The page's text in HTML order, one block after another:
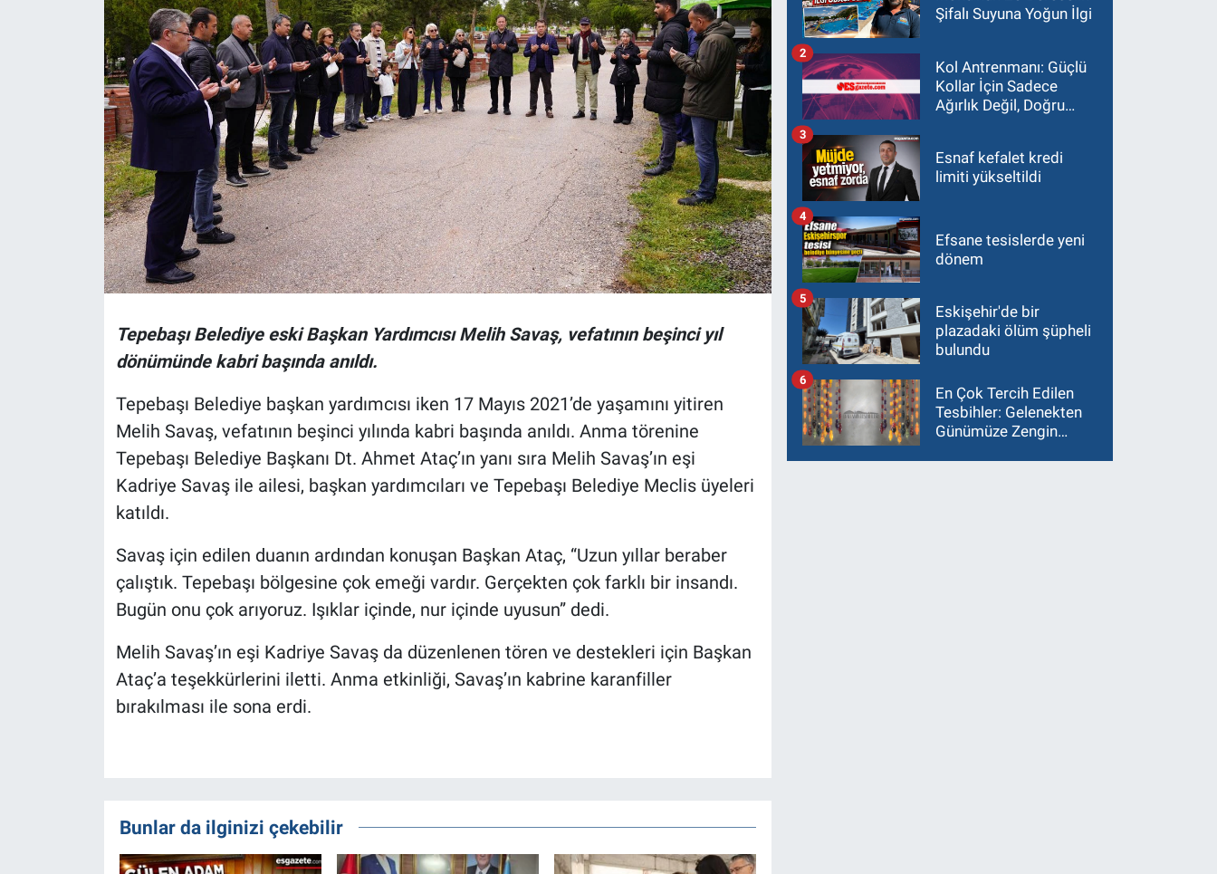
Tepebaşı Belediye eski Başkan Yardımcısı Melih Savaş, vefatının beşinci yıl
dönümünde kabri başında anıldı.
Tepebaşı Belediye başkan yardımcısı iken 17 Mayıs 2021’de yaşamını yitiren
Melih Savaş, vefatının beşinci yılında kabri başında anıldı. Anma törenine
Tepebaşı Belediye Başkanı Dt. Ahmet Ataç’ın yanı sıra Melih Savaş’ın eşi
Kadriye Savaş ile ailesi, başkan yardımcıları ve Tepebaşı Belediye Meclis üyeleri
katıldı.
Savaş için edilen duanın ardından konuşan Başkan Ataç, “Uzun yıllar beraber
çalıştık. Tepebaşı bölgesine çok emeği vardır. Gerçekten çok farklı bir insandı.
Bugün onu çok arıyoruz. Işıklar içinde, nur içinde uyusun” dedi.
Melih Savaş’ın eşi Kadriye Savaş da düzenlenen tören ve destekleri için Başkan
Ataç’a teşekkürlerini iletti. Anma etkinliği, Savaş’ın kabrine karanfiller
bırakılması ile sona erdi.
Bunlar da ilginizi çekebilir
Şifalı Suyuna Yoğun İlgi
Kol Antrenmanı: Güçlü
Kollar İçin Sadece
Ağırlık Değil, Doğru
2
Esnaf kefalet kredi
limiti yükseltildi
3
Efsane tesislerde yeni
dönem
4
Eskişehir'de bir
plazadaki ölüm şüpheli
bulundu
5
En Çok Tercih Edilen
Tesbihler: Gelenekten
Günümüze Zengin
6
Politika
Kütahya
Bilim ve Teknoloji